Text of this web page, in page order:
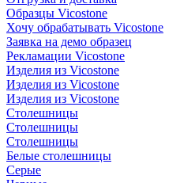
Образцы Vicostone
Хочу обрабатывать Vicostone
Заявка на демо образец
Рекламации Vicostone
Изделия из Vicostone
Изделия из Vicostone
Изделия из Vicostone
Столешницы
Столешницы
Столешницы
Белые столешницы
Серые